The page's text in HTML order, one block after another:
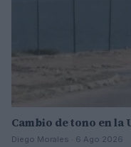
Cambio de tono en
Diego Morales · 6 Ago 2026